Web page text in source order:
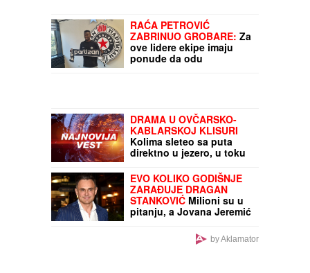
RAĆA PETROVIĆ
ZABRINUO GROBARE: Za
ove lidere ekipe imaju
ponude da odu
DRAMA U OVČARSKO-
KABLARSKOJ KLISURI
Kolima sleteo sa puta
direktno u jezero, u toku
izvlačenje vozila (FOTO)
EVO KOLIKO GODIŠNJE
ZARAĐUJE DRAGAN
STANKOVIĆ Milioni su u
pitanju, a Jovana Jeremić
tvrdi: "U dugovima je"
by Aklamator